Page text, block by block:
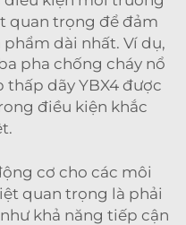
quan trọng để đảm
dài nhất. Ví dụ,
pha chống cháy nổ
thấp dãy YBX4 được
điều kiện khắc
cơ cho các môi
quan trọng là phải
khả năng tiếp cận